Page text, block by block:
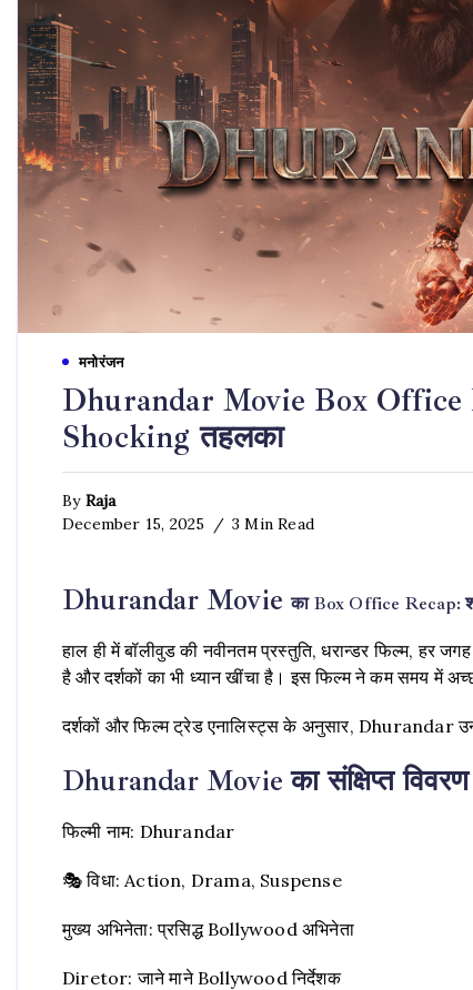
मनोरंजन
Dhurandar Movie Box Office
Shocking तहलका
By Raja
December 15, 2025
3 Min Read
Dhurandar Movieका Box Office Recap:
हाल ही में बॉलीवुड की नवीनतम प्रस्तुति, धरान्डर फिल्म, हर
है और दर्शकों का भी ध्यान खींचा है। इस फिल्म ने कम समय में
दर्शकों और फिल्म ट्रेड एनालिस्ट्स के अनुसार, Dhurandar उन
Dhurandar Movie का संक्षिप्त विवरण
फिल्मी नाम: Dhurandar
🎭 विधा: Action, Drama, Suspense
मुख्य अभिनेता: प्रसिद्ध Bollywood अभिनेता
Diretor: जाने माने Bollywood निर्देशक